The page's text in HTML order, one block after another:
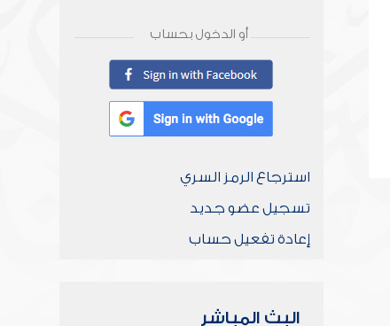
أو الدخول بحساب
استرجاع الرمز السري
تسجيل عضو جديد
إعادة تفعيل حساب
البث المباشر